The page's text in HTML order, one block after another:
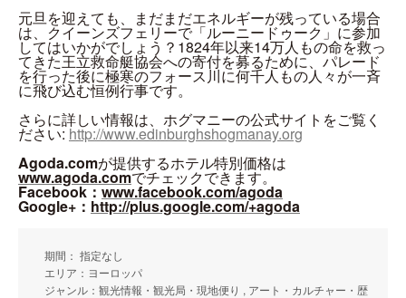
元旦を迎えても、まだまだエネルギーが残っている場合
は、クイーンズフェリーで「ルーニードゥーク」に参加
してはいかがでしょう？1824年以来14万人もの命を救っ
てきた王立救命艇協会への寄付を募るために、パレード
を行った後に極寒のフォース川に何千人もの人々が一斉
に飛び込む恒例行事です。
さらに詳しい情報は、ホグマニーの公式サイトをご覧く
ださい:http://www.edinburghshogmanay.org
Agoda.comが提供するホテル特別価格は
www.agoda.comでチェックできます。
Facebook：www.facebook.com/agoda
Google+： http://plus.google.com/+agoda
期間： 指定なし
エリア：ヨーロッパ
ジャンル：観光情報・観光局・現地便り , アート・カルチャー・歴